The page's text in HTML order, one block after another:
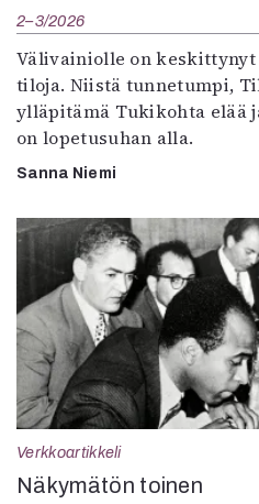
2–3/2026
Välivainiolle on
tiloja. Niistä tunnetumpi,
ylläpitämä Tukikohta elää
on lopetusuhan alla.
Sanna Niemi
Verkkoartikkeli
Näkymätön toinen